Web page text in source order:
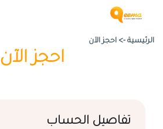
الرئيسية -> احجز الآن
احجز الآن
تفاصيل الحساب